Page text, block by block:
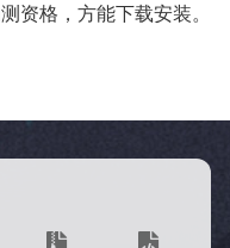
资格，方能下载安装。